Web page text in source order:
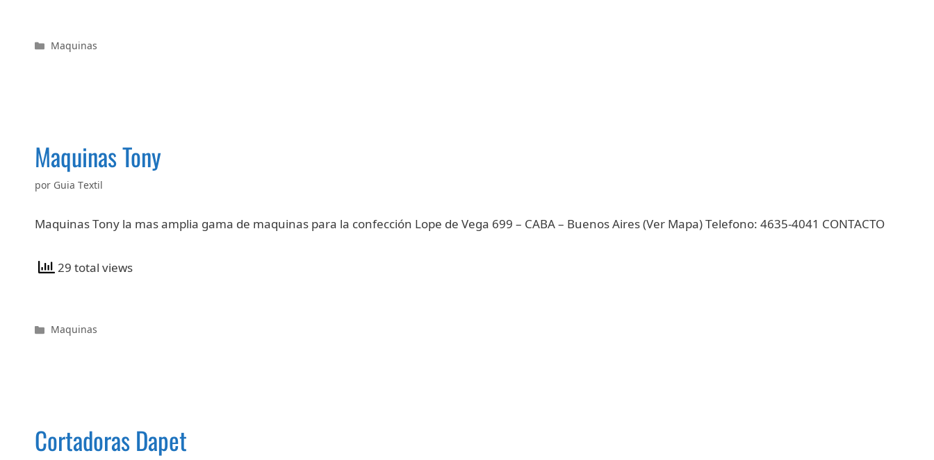
Categorías
Maquinas
Maquinas Tony
por Guia Textil
Maquinas Tony la mas amplia gama de maquinas para la confección Lope de Vega 699 – CABA – Buenos Aires (Ver Mapa) Telefono: 4635-4041 CONTACTO
29 total views
Categorías
Maquinas
Cortadoras Dapet